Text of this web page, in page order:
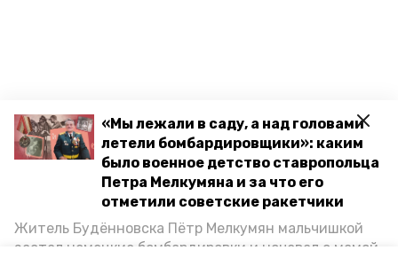
«Мы лежали в саду, а над головами
летели бомбардировщики»: каким
было военное детство ставропольца
Петра Мелкумяна и за что его
отметили советские ракетчики
Житель Будённовска Пётр Мелкумян мальчишкой
застал немецкие бомбардировки и ночевал с мамой